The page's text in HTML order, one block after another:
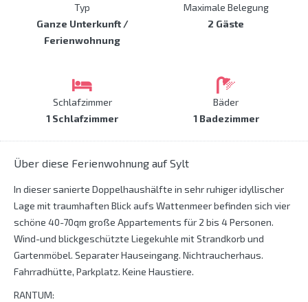
Typ
Ganze Unterkunft /
Ferienwohnung
Maximale Belegung
2 Gäste
Schlafzimmer
1 Schlafzimmer
Bäder
1 Badezimmer
Über diese Ferienwohnung auf Sylt
In dieser sanierte Doppelhaushälfte in sehr ruhiger idyllischer
Lage mit traumhaften Blick aufs Wattenmeer befinden sich vier
schöne 40-70qm große Appartements für 2 bis 4 Personen.
Wind-und blickgeschützte Liegekuhle mit Strandkorb und
Gartenmöbel. Separater Hauseingang. Nichtraucherhaus.
Fahrradhütte, Parkplatz. Keine Haustiere.
RANTUM: